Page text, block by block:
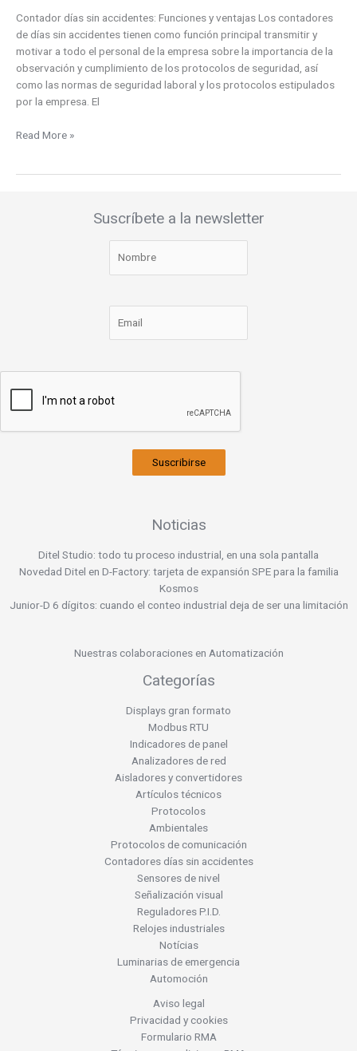
Contador días sin accidentes: Funciones y ventajas Los contadores
de días sin accidentes tienen como función principal transmitir y
motivar a todo el personal de la empresa sobre la importancia de la
observación y cumplimiento de los protocolos de seguridad, así
como las normas de seguridad laboral y los protocolos estipulados
por la empresa. El
Read More »
Suscríbete a la newsletter
Suscribirse
Noticias
Ditel Studio: todo tu proceso industrial, en una sola pantalla
Novedad Ditel en D-Factory: tarjeta de expansión SPE para la familia
Kosmos
Junior-D 6 dígitos: cuando el conteo industrial deja de ser una limitación
Nuestras colaboraciones en Automatización
Categorías
Displays gran formato
Modbus RTU
Indicadores de panel
Analizadores de red
Aisladores y convertidores
Artículos técnicos
Protocolos
Ambientales
Protocolos de comunicación
Contadores días sin accidentes
Sensores de nivel
Señalización visual
Reguladores P.I.D.
Relojes industriales
Notícias
Luminarias de emergencia
Automoción
Aviso legal
Privacidad y cookies
Formulario RMA